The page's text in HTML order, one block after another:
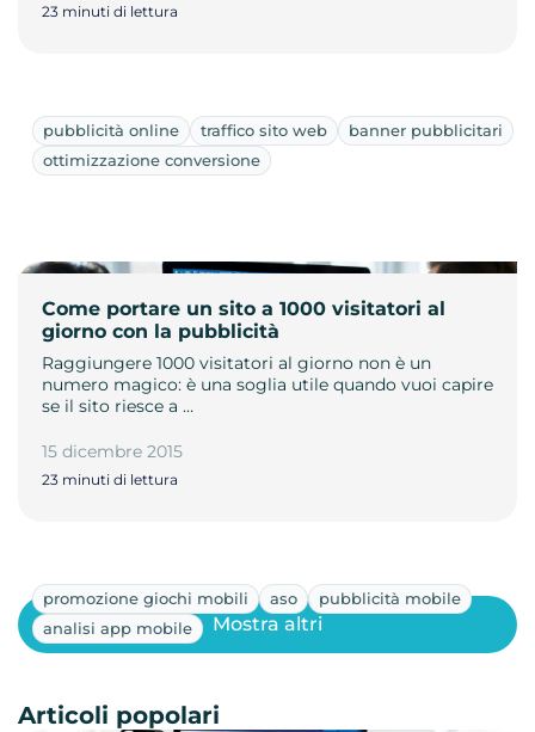
23 minuti di lettura
pubblicità online traffico sito web
banner pubblicitari
ottimizzazione conversione
Come portare un sito a 1000 visitatori al
giorno con la pubblicità
Raggiungere 1000 visitatori al giorno non è un
numero magico: è una soglia utile quando vuoi capire
se il sito riesce a …
15 dicembre 2015
23 minuti di lettura
promozione giochi mobili aso
pubblicità mobile
analisi app mobile
Mostra altri
Articoli popolari